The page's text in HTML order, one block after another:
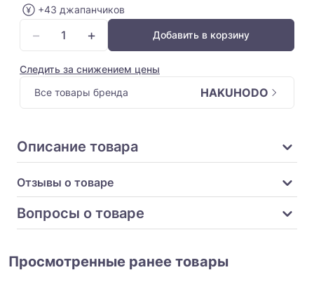
+43 джапанчиков
− + Добавить в корзину
Следить за снижением цены
Все товары бренда
HAKUHODO
Описание товара
Отзывы о товаре
Вопросы о товаре
Просмотренные ранее товары